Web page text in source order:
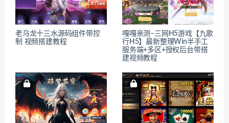
老乌龙十三水源码组件带控
制 视频搭建教程
嘎嘎亲测–三网H5游戏【九歌
行H5】最新整理Win半手工
服务端+多区+授权后台带搭
建视频教程